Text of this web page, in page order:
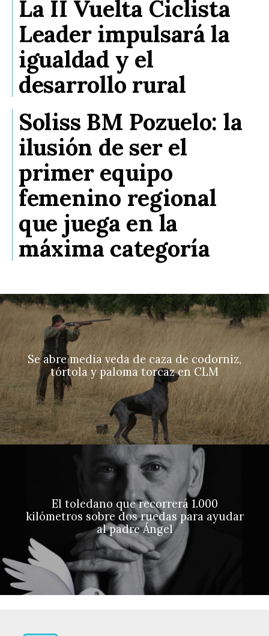
La II Vuelta Ciclista
Leader impulsará la
igualdad y el
desarrollo rural
Soliss BM Pozuelo: la
ilusión de ser el
primer equipo
femenino regional
que juega en la
máxima categoría
Se abre media veda de caza de codorniz,
tórtola y paloma torcaz en CLM
El toledano que recorrerá 1.000
kilómetros sobre dos ruedas para ayudar
al padre Ángel